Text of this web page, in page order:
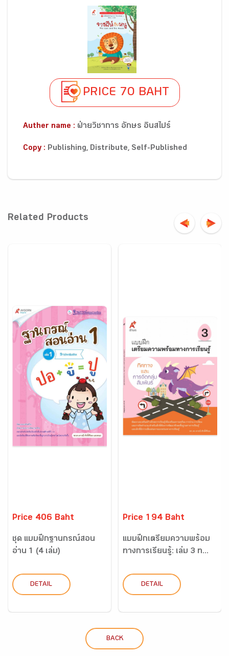
PRICE 70 BAHT
Auther name : ฝ่ายวิชาการ อักษร อินสไปร์
Copy : Publishing, Distribute, Self-Published
Related Products
Price 406 Baht
ชุด แบบฝึกฐานกรณ์สอน
อ่าน 1 (4 เล่ม)
DETAIL
Price 194 Baht
แบบฝึกเตรียมความพร้อม
ทางการเรียนรู้: เล่ม 3 ท...
DETAIL
BACK